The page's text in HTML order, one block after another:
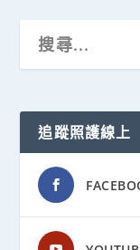
追蹤照護線上